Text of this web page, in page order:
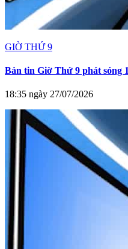
GIỜ THỨ 9
Bản tin Giờ Thứ 9 phát sóng
18:35 ngày 27/07/2026